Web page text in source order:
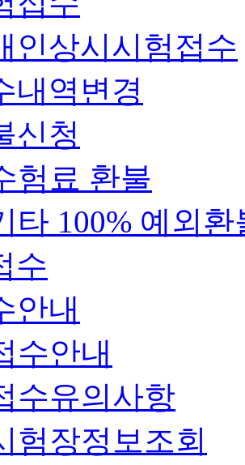
인상시시험접수
내역변경
신청
험료 환불
타 100% 예외환
수
안내
수안내
수유의사항
험장정보조회